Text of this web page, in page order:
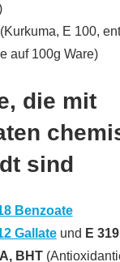
(Kurkuma, E 100,
auf 100g Ware)
die mit
sind
Benzoate
Gallateund E
BHT